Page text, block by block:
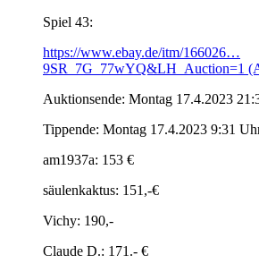
Spiel 43:
https://www.ebay.de/itm/166026…
9SR_7G_77wYQ&LH_Auction=1
Auktionsende: Montag 17.4.2023
Tippende: Montag 17.4.2023 9:31
am1937a: 153 €
säulenkaktus: 151,-€
Vichy: 190,-
Claude D.: 171.- €